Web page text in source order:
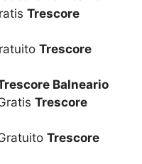
Trescore
Trescore
Balneario
Trescore
Trescore